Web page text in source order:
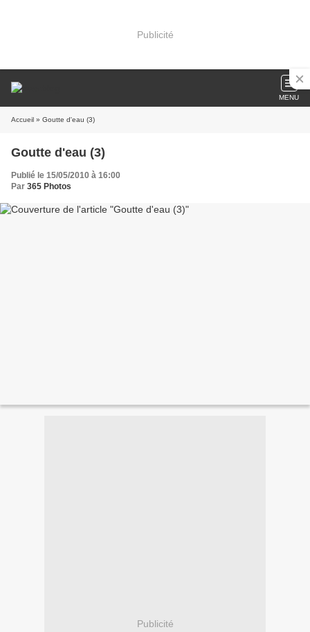
Publicité
MENU
Accueil » Goutte d'eau (3)
Goutte d'eau (3)
Publié le 15/05/2010 à 16:00
Par 365 Photos
Publicité